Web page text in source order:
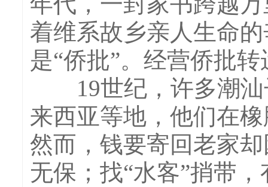
着维系故乡亲人生命
是“侨批”。经营侨批
19世纪，许多潮汕
来西亚等地，他们在
然而，钱要寄回老家
无保；找“水客”捎带